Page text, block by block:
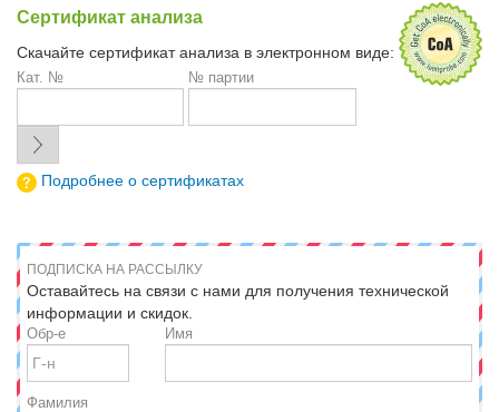
Сертификат анализа
Скачайте сертификат анализа в электронном виде:
Кат. № № партии
Подробнее о сертификатах
ПОДПИСКА НА РАССЫЛКУ
Оставайтесь на связи с нами для получения технической
информации и скидок.
Обр-е Имя
Фамилия